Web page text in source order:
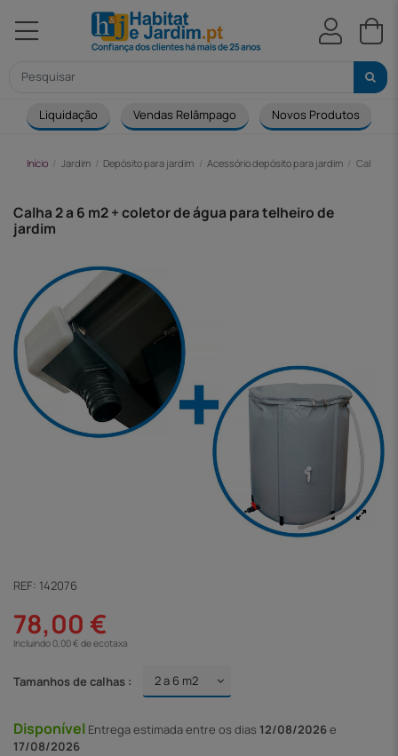
Liquidação Vendas Relâmpago Novos Produtos
Início Jardim Depósito para jardim Acessório depósito para jardim Calha 2
Calha 2 a 6 m2 + coletor de água para telheiro de
jardim
REF: 142076
78,00 €
Incluindo 0,00 € de ecotaxa
Tamanhos de calhas :
Disponível Entregaestimada entre os dias 12/08/2026e
17/08/2026